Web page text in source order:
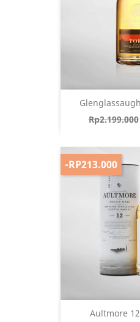
Harga biasa
Rp2.199.000
Aultmore
-RP213.000